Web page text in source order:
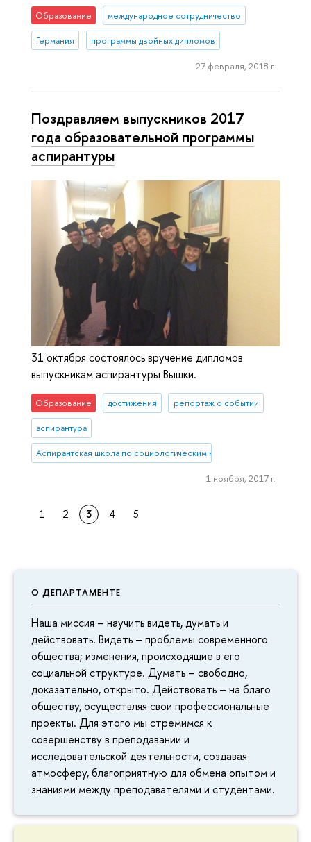
О ДЕПАРТАМЕНТЕ
Наша миссия – научить видеть, думать и
действовать. Видеть – проблемы современного
общества; изменения, происходящие в его
социальной структуре. Думать – свободно,
доказательно, открыто. Действовать – на благо
обществу, осуществляя свои профессиональные
проекты. Для этого мы стремимся к
совершенству в преподавании и
исследовательской деятельности, создавая
атмосферу, благоприятную для обмена опытом и
знаниями между преподавателями и студентами.
Образование международное сотрудничество
Германия программы двойных дипломов
27 февраля, 2018 г.
Поздравляем выпускников 2017
года образовательной программы
аспирантуры
31 октября состоялось вручение дипломов
выпускникам аспирантуры Вышки.
Образование достижения репортаж о событии
аспирантура
Аспирантская школа по социологическим наукам
1 ноября, 2017 г.
1 2 3 4 5